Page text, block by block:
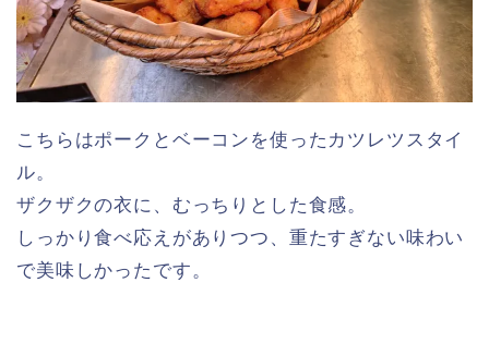
こちらはポークとベーコンを使ったカツレツスタイ
ル。
ザクザクの衣に、むっちりとした食感。
しっかり食べ応えがありつつ、重たすぎない味わい
で美味しかったです。